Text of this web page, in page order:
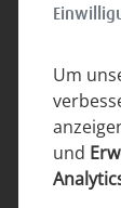
Lage
Um
und